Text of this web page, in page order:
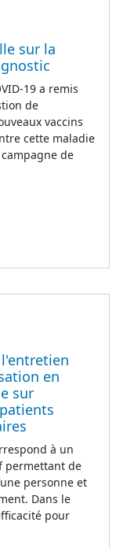
sur la
19 a remis
de
vaccins
cette maladie
de
en
sur
à un
permettant de
personne et
Dans le
pour